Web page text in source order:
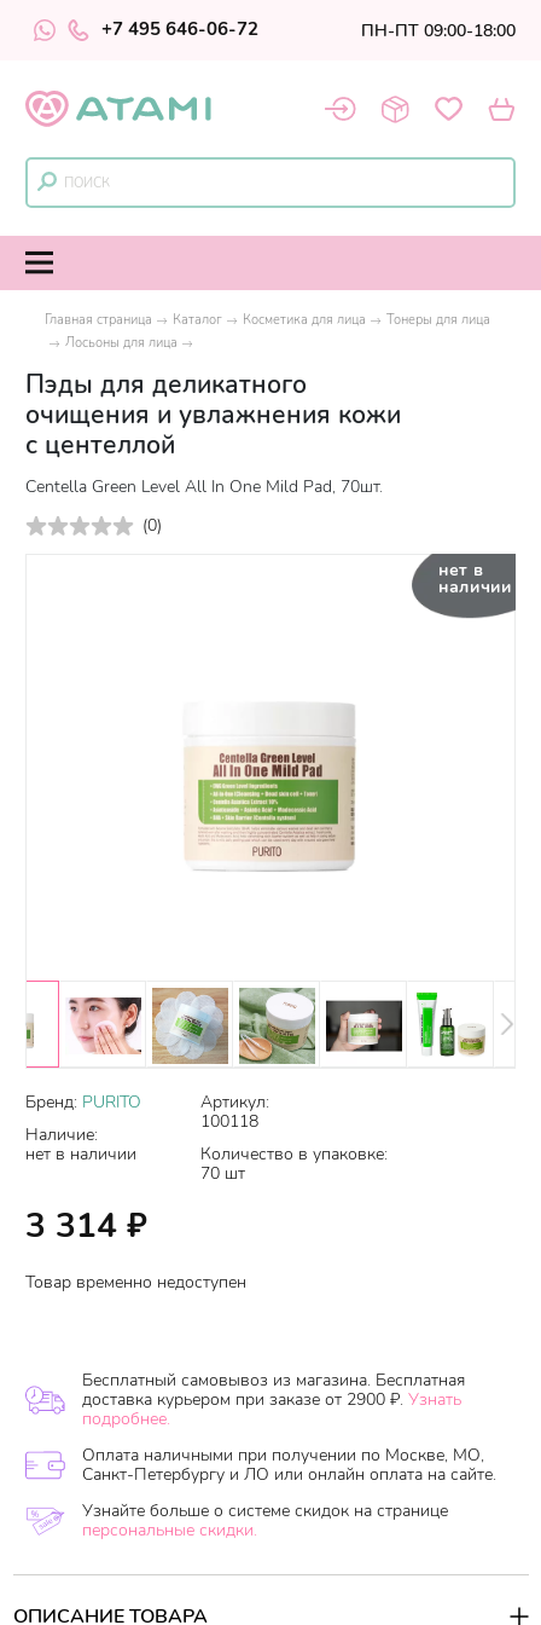
+7 495 646-06-72 ПН-ПТ 09:00-18:00
Главная страница Каталог Косметика для лица
Тонеры для лица
Лосьоны для лица
Пэды для деликатного
очищения и увлажнения кожи
с центеллой
Centella Green Level All In One Mild Pad, 70шт.
(0)
нет в
наличии
Бренд: PURITO
Наличие:
нет в наличии
Артикул:
100118
Количество в упаковке:
70 шт
3 314 ₽
Товар временно недоступен
Бесплатный самовывоз из магазина. Бесплатная
доставка курьером при заказе от 2900 ₽. Узнать
подробнее.
Оплата наличными при получении по Москве, МО,
Санкт-Петербургу и ЛО или онлайн оплата на сайте.
Узнайте больше о системе скидок на странице
персональные скидки.
ОПИСАНИЕ ТОВАРА